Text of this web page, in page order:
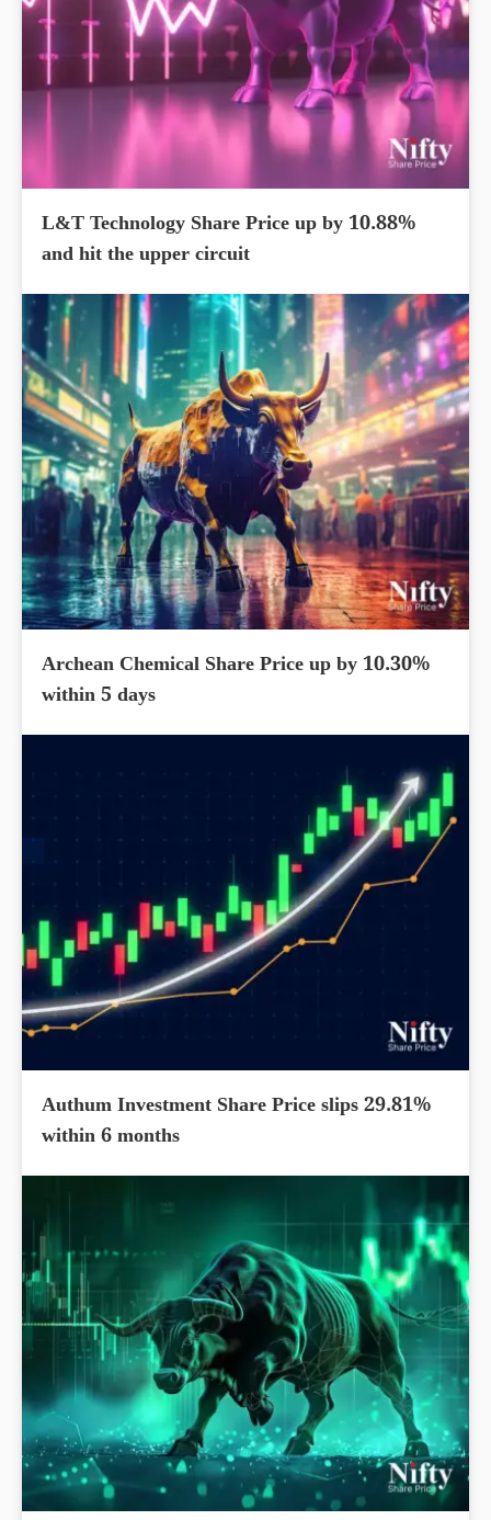
L&T Technology Share Price up by 10.88%
and hit the upper circuit
Archean Chemical Share Price up by 10.30%
within 5 days
Authum Investment Share Price slips 29.81%
within 6 months